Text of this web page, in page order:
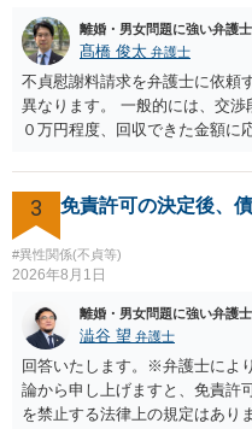
することは認められるのか。 ⇒
取る正当な権利がないのに利益
るものかと推察しますので、
は現在、収入も不安定で貯金も
今年に再婚したが主人はお金に
か。 ⇒判決となり敗訴してしま
の財産を差し押さえられ、そ
すが、 和解であれば柔軟な解
いにより支払うことも十分可能
は120万円のみ和解交渉を続け
れるため、 120万円のみについ
ます。
離婚・男女問題に強い弁護士
髙橋 俊太 弁護士
不貞慰謝料請求を弁護士に依頼
異なります。 一般的には、交
０万円程度、回収できた金額に
には、追加着手金や日当、実費
も、証拠が十分にあるか、相
額、離婚の有無、交渉で終わる
変わり得ます。依頼前に、交渉
できなかった場合の費用を確認
通しを過度に楽観的に言い過ぎ
か、連絡方法（メール、電話、
ど）や対応スピードが合うかを
しましても、弁護士への相談・
手方の関係、相手方の氏名・住
3 免責許可の決定後、
#異性関係(不貞等)
2026年8月1日
離婚・男女問題に強い弁護士
澁谷 望 弁護士
回答いたします。※弁護士によ
論から申し上げますと、免責許
を禁止する法律上の規定はあり